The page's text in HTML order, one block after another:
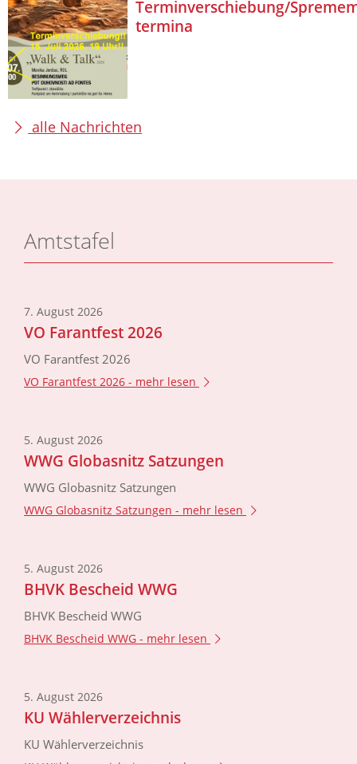
Terminverschiebung/
termina
alle Nachrichten
Amtstafel
7. August 2026
VO Farantfest 2026
VO Farantfest 2026
VO Farantfest 2026 - mehr lesen
5. August 2026
WWG Globasnitz Satzungen
WWG Globasnitz Satzungen
WWG Globasnitz Satzungen - mehr lesen
5. August 2026
BHVK Bescheid WWG
BHVK Bescheid WWG
BHVK Bescheid WWG - mehr lesen
5. August 2026
KU Wählerverzeichnis
KU Wählerverzeichnis